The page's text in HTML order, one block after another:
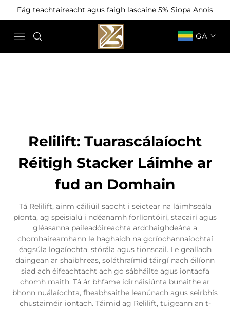
Fág teachtaireacht agus faigh lascaine 5% Siopa Anois
GA
Relilift: Tuarascálaíocht
Réitigh Stacker Láimhe ar
fud an Domhain
Tá Relilift, ainm cáiliúil saocht i seictear na láimhseála
píonta, ag speisialú i ndéanamh forlíontóirí, stacairí agus
gléasanna paileadóireachta ardchaighdeána a
chomhaireamhann le haghaidh na gcríochannaíochtaí
éagsúla logaíochta, stórála agus tionscail. Le gealladh
daingean ar shaibhreas, soláthraímid táirgí nach éilíonn
siad ach éifeachtacht ach go sábháilte agus iontaofa
chomh maith. Tá ár bhfame idirnáisiúnta bunaithe ar
bhonn nuálaíochta, fheabhsaithe leanúnach agus seirbhís
chustaiméir iontach. Táimid ag Relilift, tuigeann an t-